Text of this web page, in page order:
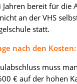
bereit für die
an der VHS
statt.
nach den Kosten:
muss
€ auf der hohen